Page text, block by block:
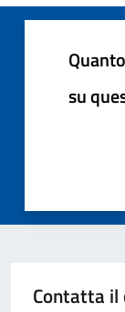
su
Contatta il